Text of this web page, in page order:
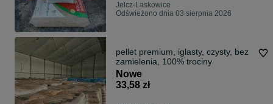
Jelcz-Laskowice
Odświeżono dnia 03 sierpnia 2026
pellet premium, iglasty, czysty, bez
zamielenia, 100% trociny
Nowe
33,58 zł